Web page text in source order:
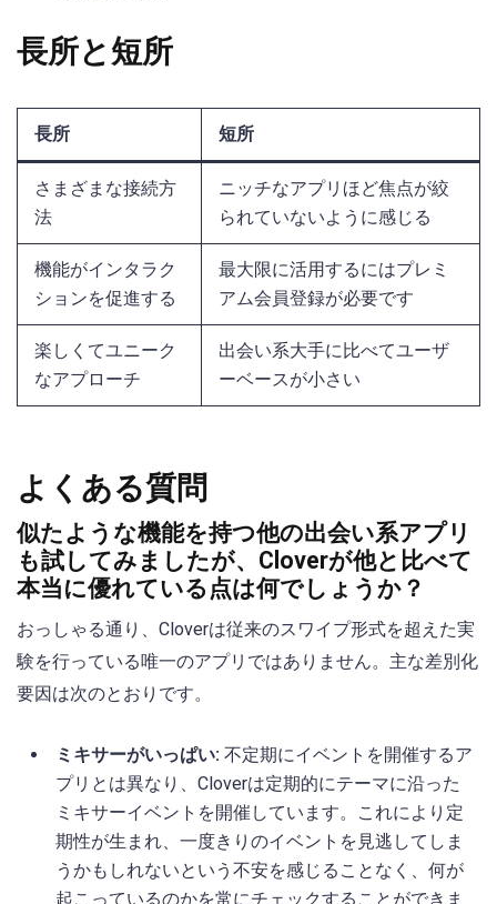
長所と短所
長所 短所
さまざまな接続方
法
ニッチなアプリほど焦点が絞
られていないように感じる
機能がインタラク
ションを促進する
最大限に活用するにはプレミ
アム会員登録が必要です
楽しくてユニーク
なアプローチ
出会い系大手に比べてユーザ
ーベースが小さい
よくある質問
似たような機能を持つ他の出会い系アプリ
も試してみましたが、Cloverが他と比べて
本当に優れている点は何でしょうか？
おっしゃる通り、Cloverは従来のスワイプ形式を超えた実
験を行っている唯一のアプリではありません。主な差別化
要因は次のとおりです。
ミキサーがいっぱい: 不定期にイベントを開催するア
プリとは異なり、Cloverは定期的にテーマに沿った
ミキサーイベントを開催しています。これにより定
期性が生まれ、一度きりのイベントを見逃してしま
うかもしれないという不安を感じることなく、何が
起こっているのかを常にチェックすることができま